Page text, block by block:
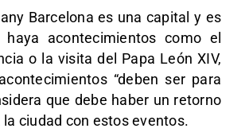
Barcelona es una capital y es
haya acontecimientos como el
o la visita del Papa León XIV,
“deben ser para
que debe haber un retorno
la ciudad con estos eventos.